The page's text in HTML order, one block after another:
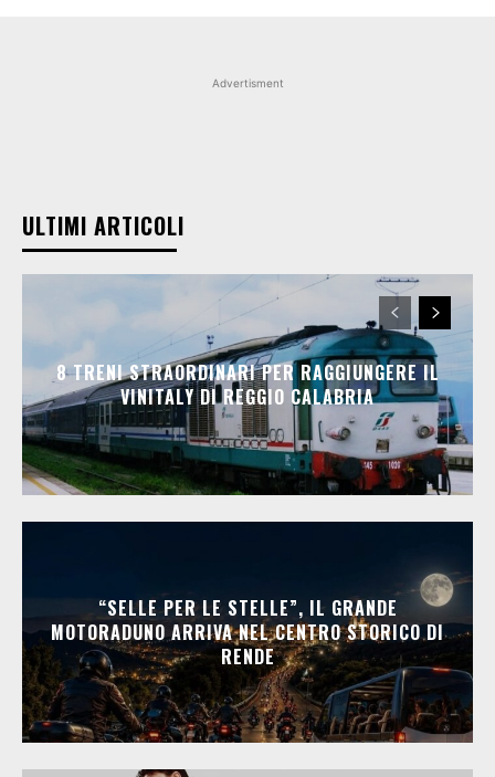
Advertisment
ULTIMI ARTICOLI
8 TRENI STRAORDINARI PER RAGGIUNGERE IL
VINITALY DI REGGIO CALABRIA
“SELLE PER LE STELLE”, IL GRANDE
MOTORADUNO ARRIVA NEL CENTRO STORICO DI
RENDE